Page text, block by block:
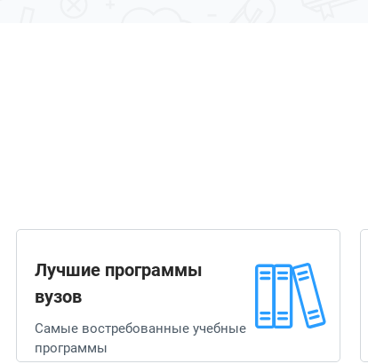
Лучшие программы
вузов
Самые востребованные учебные
программы